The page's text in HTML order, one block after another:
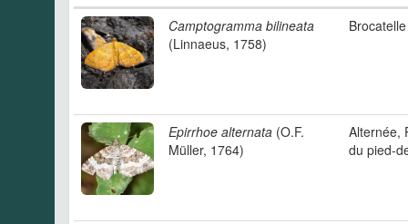
Camptogramma bilineata
(Linnaeus, 1758)
Epirrhoe alternata (O.F.
Müller, 1764)
Alternée,
du pied-